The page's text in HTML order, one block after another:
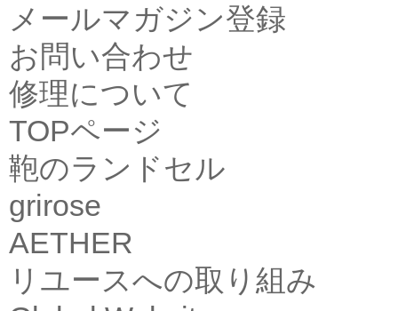
メールマガジン登録
お問い合わせ
修理について
TOPページ
鞄のランドセル
grirose
AETHER
リユースへの取り組み